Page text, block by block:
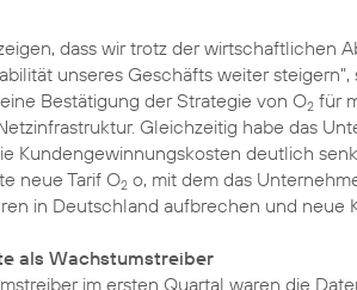
dass wir trotz der wirtschaftlichen
unseres Geschäfts weiter steigern",
Bestätigung der Strategie von O2 für
Gleichzeitig habe das
Kundengewinnungskosten deutlich
neue Tarif O2 o, mit dem das
in Deutschland aufbrechen und neue
als Wachstumstreiber
im ersten Quartal waren die